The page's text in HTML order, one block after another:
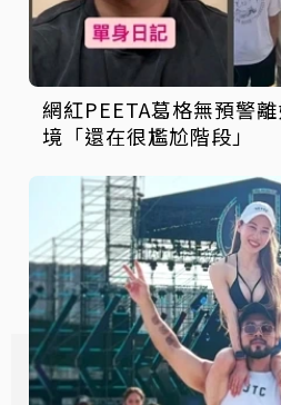
網紅PEETA葛格無預警
境「還在很尷尬階段」